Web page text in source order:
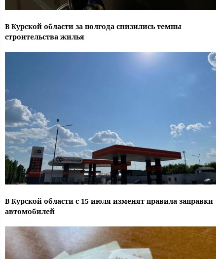
В Курской области за полгода снизились темпы
строительства жилья
В Курской области с 15 июля изменят правила заправки
автомобилей